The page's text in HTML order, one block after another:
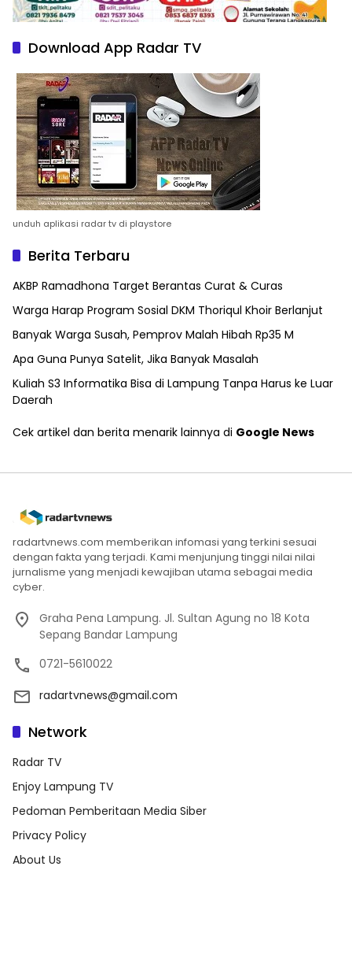
Download App Radar TV
unduh aplikasi radar tv di playstore
Berita Terbaru
AKBP Ramadhona Target Berantas Curat & Curas
Warga Harap Program Sosial DKM Thoriqul Khoir Berlanjut
Banyak Warga Susah, Pemprov Malah Hibah Rp35 M
Apa Guna Punya Satelit, Jika Banyak Masalah
Kuliah S3 Informatika Bisa di Lampung Tanpa Harus ke Luar
Daerah
Cek artikel dan berita menarik lainnya di Google News
radartvnews.com memberikan infomasi yang terkini sesuai
dengan fakta yang terjadi. Kami menjunjung tinggi nilai nilai
jurnalisme yang menjadi kewajiban utama sebagai media
cyber.
Graha Pena Lampung. Jl. Sultan Agung no 18 Kota
Sepang Bandar Lampung
0721-5610022
radartvnews@gmail.com
Network
Radar TV
Enjoy Lampung TV
Pedoman Pemberitaan Media Siber
Privacy Policy
About Us